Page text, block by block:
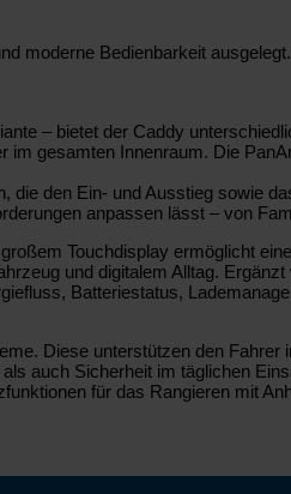
moderne Bedienbarkeit
– bietet der Caddy
gesamten Innenraum. Die
den Ein- und Ausstieg sowie
anpassen lässt – von
Touchdisplay ermöglicht
und digitalem Alltag.
Batteriestatus,
Diese unterstützen den
auch Sicherheit im täglichen
für das Rangieren mit